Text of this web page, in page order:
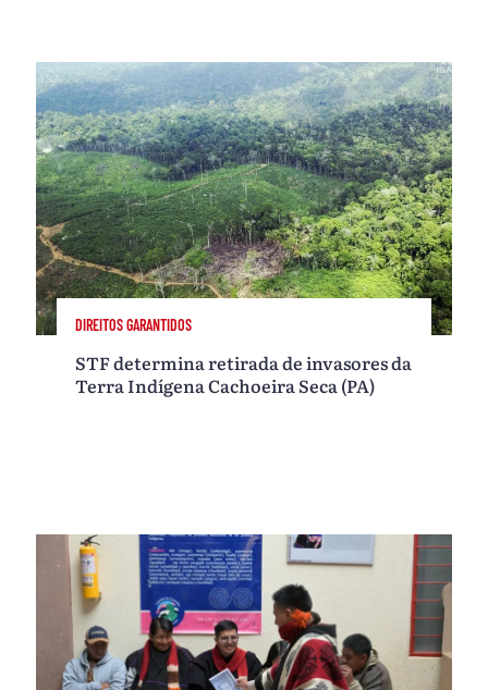
DIREITOS GARANTIDOS
STF determina retirada de invasores da
Terra Indígena Cachoeira Seca (PA)